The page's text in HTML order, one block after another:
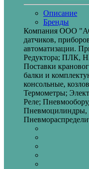
Описание
Бренды
Компания ООО
датчиков,
автоматизации.
Редуктора; ПЛК,
Поставки
балки и
консольные,
Термометры;
Реле;
Пневмоцилиндры,